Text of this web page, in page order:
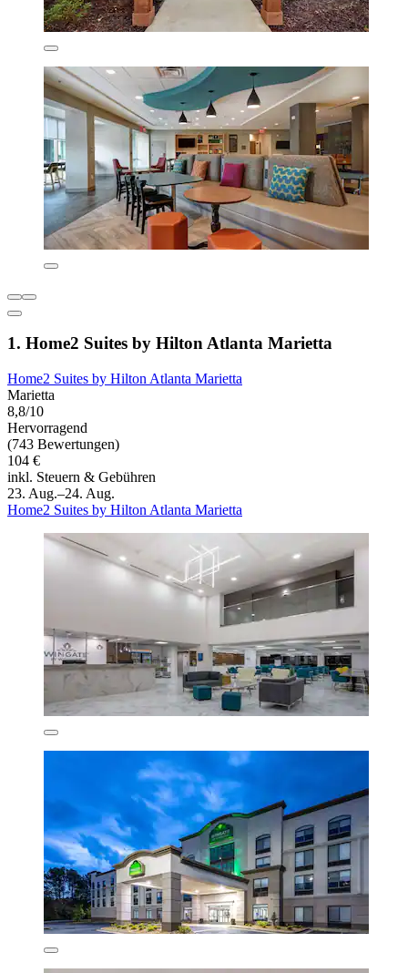
1. Home2 Suites by Hilton Atlanta Marietta
Home2 Suites by Hilton Atlanta Marietta
Marietta
8,8/10
Hervorragend
(743 Bewertungen)
104 €
inkl. Steuern & Gebühren
23. Aug.–24. Aug.
Home2 Suites by Hilton Atlanta Marietta